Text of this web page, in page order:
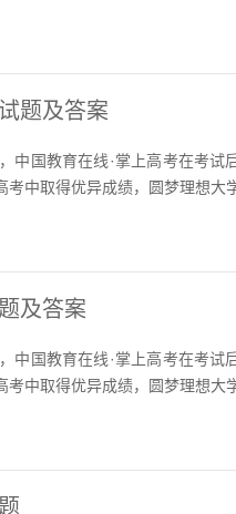
题及答案
中国教育在线·掌上高考在考
考中取得优异成绩，圆梦理想大
及答案
中国教育在线·掌上高考在考
考中取得优异成绩，圆梦理想大